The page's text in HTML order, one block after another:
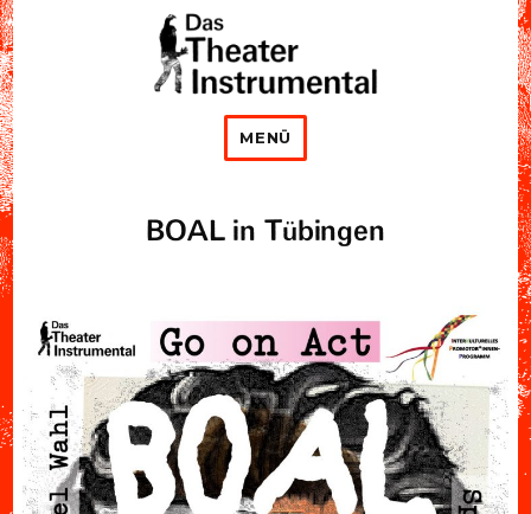
Das Theater Instrumental
MENÜ
BOAL in Tübingen